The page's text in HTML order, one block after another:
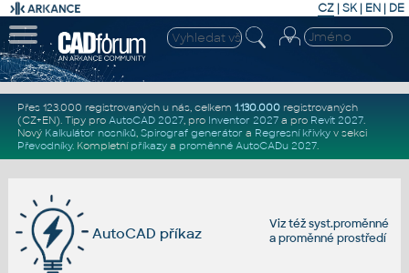
CZ | SK| EN | DE
Přes 123.000 registrovaných u nás, celkem 1.130.000registrovaných
(CZ+EN). Tipy pro AutoCAD 2027, pro Inventor 2027a pro Revit 2027.
Nový Kalkulátor nosníků, Spirograf generátor a Regresní křivkyv sekci
Převodníky. Kompletní příkazya proměnné AutoCADu 2027.
Viz téžsyst.proměnné
aproměnné prostředí
AutoCAD příkaz